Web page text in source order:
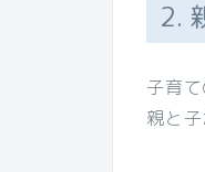
2.
子育
親と子